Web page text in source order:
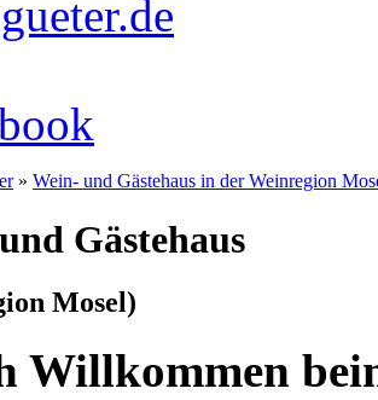
» Wein- und Gästehaus in der Weinregion
Gästehaus
Mosel)
Willkommen